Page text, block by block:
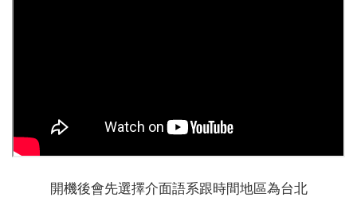
開機後會先選擇介面語系跟時間地區為台北